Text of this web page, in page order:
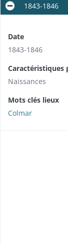
1843-1846
Date
1843-1846
Caractéristiques
Naissances
Mots clés lieux
Colmar